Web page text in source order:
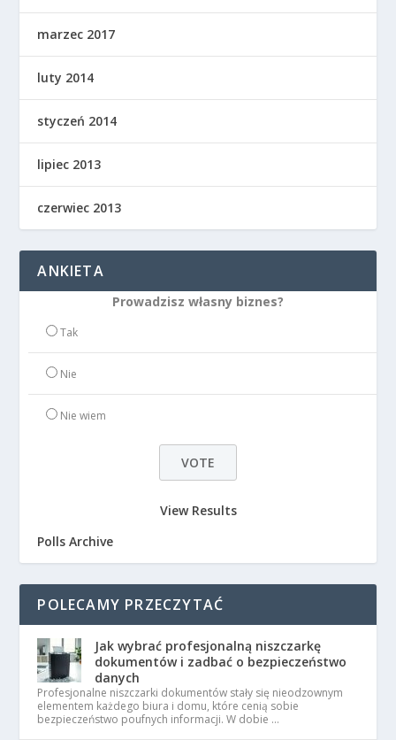
marzec 2017
luty 2014
styczeń 2014
lipiec 2013
czerwiec 2013
ANKIETA
Prowadzisz własny biznes?
Tak
Nie
Nie wiem
View Results
Polls Archive
POLECAMY PRZECZYTAĆ
Jak wybrać profesjonalną niszczarkę
dokumentów i zadbać o bezpieczeństwo
danych
Profesjonalne niszczarki dokumentów stały się nieodzownym
elementem każdego biura i domu, które cenią sobie
bezpieczeństwo poufnych informacji. W dobie …